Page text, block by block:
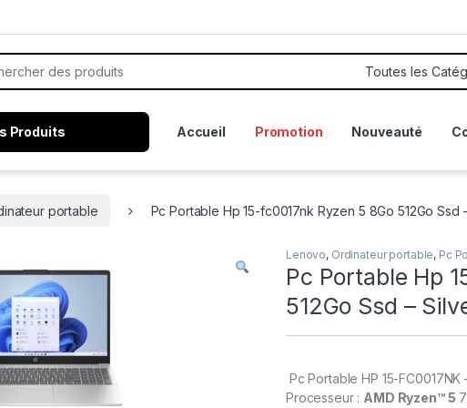
Produits Accueil Promotion Nouveauté
portable Pc Portable Hp 15-fc0017nk Ryzen 5 8Go 512Go Ssd
Lenovo, Ordinateur portable, Pc
Pc Portable Hp
512Go Ssd –
Pc Portable HP 15-
Processeur : AMD Ryzen™ 5